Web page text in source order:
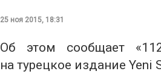
25 ноя 2015, 18:31
Об этом сообщает «
на турецкое издание Yeni